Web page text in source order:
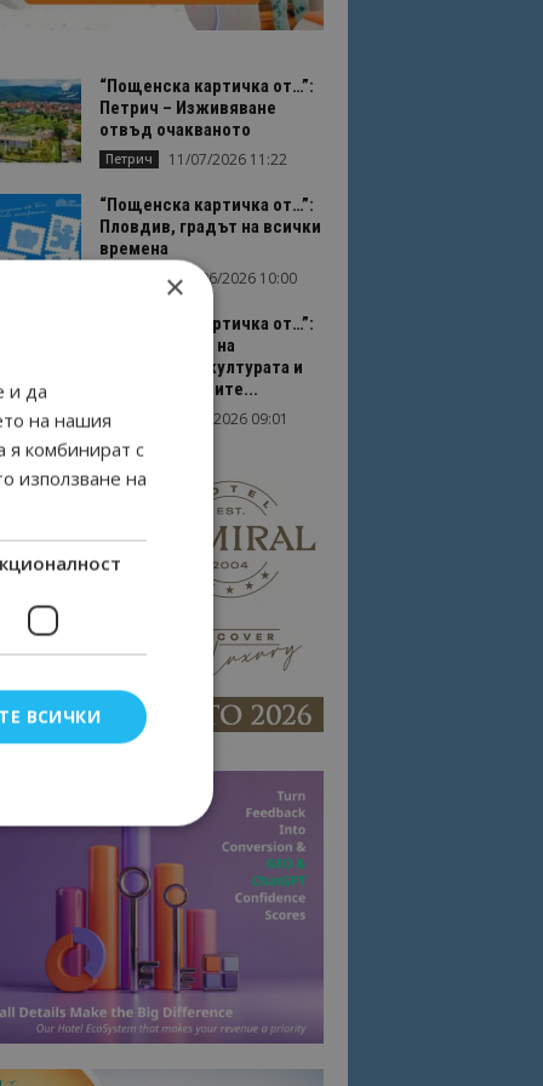
“Пощенска картичка от…”:
Петрич – Изживяване
отвъд очакваното
Петрич 11/07/2026 11:22
“Пощенска картичка от…”:
Пловдив, градът на всички
времена
23/06/2026 10:00
“Пощенска картичка от…”:
Перник – град на
традициите, културата и
вдъхновяващите...
Перник 17/06/2026 09:01
×
и да
на нашия
я комбинират с
използване на
ВСИЧКИ
влизане и
съгласието
на сайта.